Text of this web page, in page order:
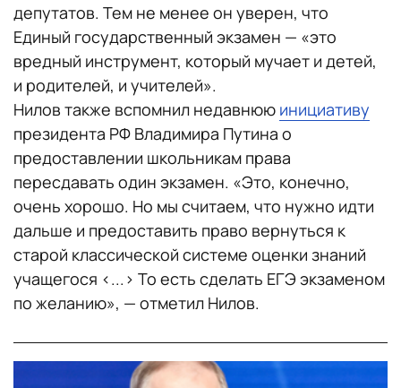
депутатов. Тем не менее он уверен, что
Единый государственный экзамен — «это
вредный инструмент, который мучает и детей,
и родителей, и учителей».
Нилов также вспомнил недавнюю инициативу
президента РФ Владимира Путина о
предоставлении школьникам права
пересдавать один экзамен. «Это, конечно,
очень хорошо. Но мы считаем, что нужно идти
дальше и предоставить право вернуться к
старой классической системе оценки знаний
учащегося <...> То есть сделать ЕГЭ экзаменом
по желанию», — отметил Нилов.